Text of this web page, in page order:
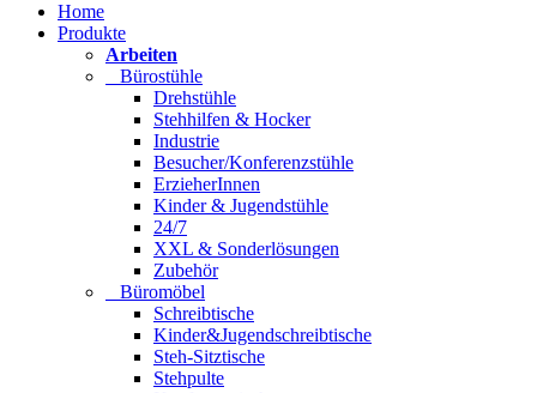
Home
Produkte
Arbeiten
Bürostühle
Drehstühle
Stehhilfen & Hocker
Industrie
Besucher/Konferenzstühle
ErzieherInnen
Kinder & Jugendstühle
24/7
XXL & Sonderlösungen
Zubehör
Büromöbel
Schreibtische
Kinder&Jugendschreibtische
Steh-Sitztische
Stehpulte